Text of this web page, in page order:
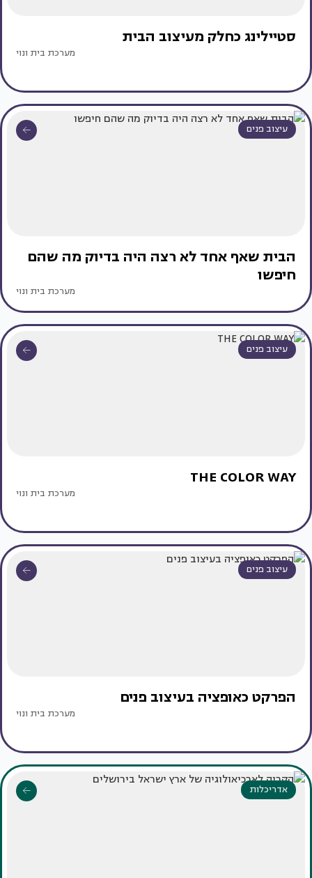
סטיילינג כחלק מעיצוב הבית
מערכת בית ונוי
עיצוב פנים
הבית שאף אחד לא רצה היה בדיוק מה שהם
חיפשו
מערכת בית ונוי
עיצוב פנים
THE COLOR WAY
מערכת בית ונוי
עיצוב פנים
הפרקט כאופציה בעיצוב פנים
מערכת בית ונוי
אדריכלות